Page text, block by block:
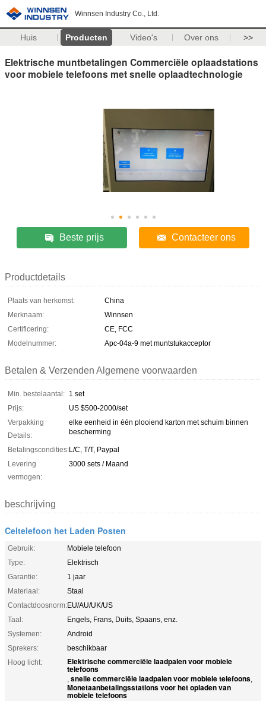
Winnsen Industry Co., Ltd.
Huis Producten Video's Over ons >>
Elektrische muntbetalingen Commerciële oplaadstations
voor mobiele telefoons met snelle oplaadtechnologie
Beste prijs Contacteer ons
Productdetails
Plaats van herkomst:
China
Merknaam:
Winnsen
Certificering:
CE, FCC
Modelnummer:
Apc-04a-9 met muntstukacceptor
Betalen & Verzenden Algemene voorwaarden
Min. bestelaantal: 1 set
Prijs:
US $500-2000/set
Verpakking
Details:
elke eenheid in één plooiend karton met schuim binnen
bescherming
Betalingscondities:L/C, T/T, Paypal
Levering
vermogen:
3000 sets / Maand
beschrijving
Celtelefoon het Laden Posten
Gebruik:
Mobiele telefoon
Type:
Elektrisch
Garantie:
1 jaar
Materiaal:
Staal
Contactdoosnorm:EU/AU/UK/US
Taal:
Engels, Frans, Duits, Spaans, enz.
Systemen:
Android
Sprekers:
beschikbaar
Hoog licht:
Elektrische commerciële laadpalen voor mobiele
telefoons
, snelle commerciële laadpalen voor mobiele telefoons,
Monetaanbetalingsstations voor het opladen van
mobiele telefoons